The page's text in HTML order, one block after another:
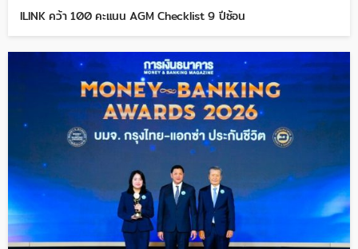
ILINK คว้า 100 คะแนน AGM Checklist 9 ปีซ้อน